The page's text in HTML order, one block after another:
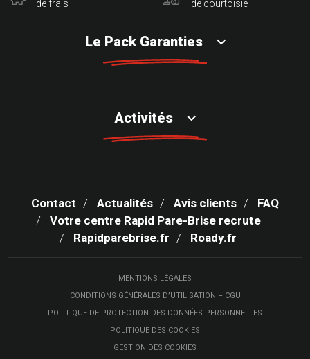
de frais
de courtoisie
Le Pack Garanties
Activités
Contact Actualités Avis clients
FAQ
Votre centre Rapid Pare-Brise recrute
Rapidparebrise.fr
Roady.fr
MENTIONS LÉGALES
CONDITIONS GÉNÉRALES D’UTILISATION – CGU
POLITIQUE DE PROTECTION DES DONNÉES PERSONNELLES
POLITIQUE DES COOKIES
GESTION DES COOKIES